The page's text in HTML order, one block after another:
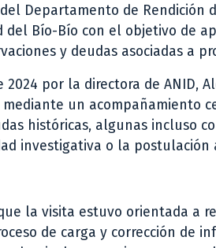
Departamento de
del Bío-Bío con el objetivo de
y deudas asociadas a
2024 por la directora de ANID,
un acompañamiento
históricas, algunas incluso
investigativa o la postulación
la visita estuvo orientada a
de carga y corrección de